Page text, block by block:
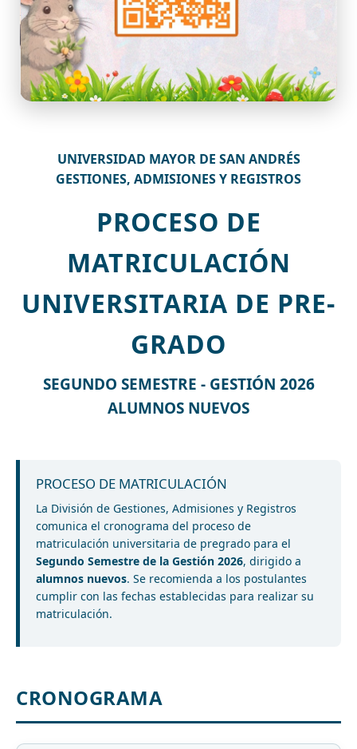
UNIVERSIDAD MAYOR DE SAN ANDRÉS
GESTIONES, ADMISIONES Y REGISTROS
PROCESO DE
MATRICULACIÓN
UNIVERSITARIA DE PRE-
GRADO
SEGUNDO SEMESTRE - GESTIÓN 2026
ALUMNOS NUEVOS
PROCESO DE MATRICULACIÓN
La División de Gestiones, Admisiones y Registros
comunica el cronograma del proceso de
matriculación universitaria de pregrado para el
Segundo Semestre de la Gestión 2026, dirigido a
alumnos nuevos. Se recomienda a los postulantes
cumplir con las fechas establecidas para realizar su
matriculación.
CRONOGRAMA